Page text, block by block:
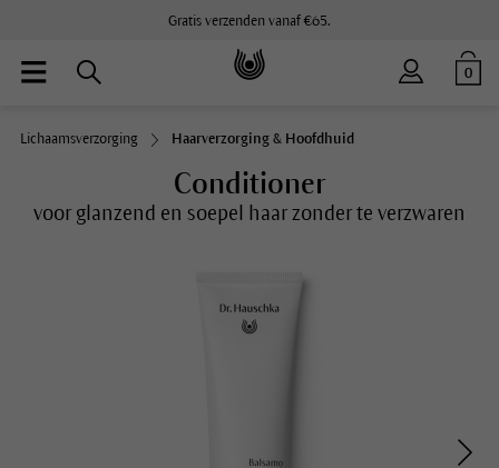
Gratis verzenden vanaf €65.
0
Lichaamsverzorging Haarverzorging & Hoofdhuid
Conditioner
voor glanzend en soepel haar zonder te verzwaren